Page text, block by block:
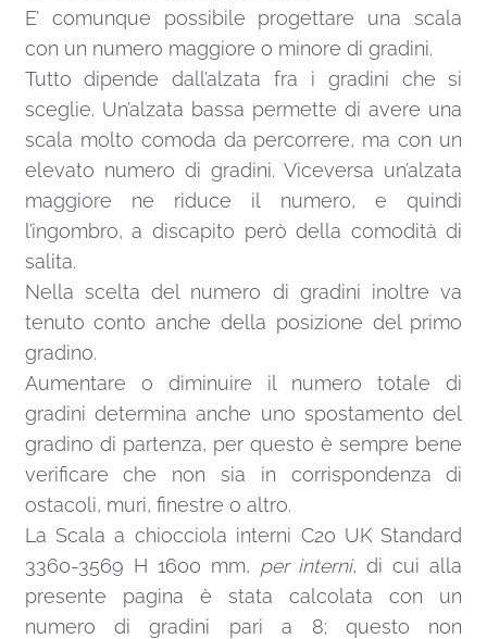
E’ comunque possibile progettare una scala
con un numero maggiore o minore di gradini.
Tutto dipende dall’alzata fra i gradini che si
sceglie. Un’alzata bassa permette di avere una
scala molto comoda da percorrere, ma con un
elevato numero di gradini. Viceversa un’alzata
maggiore ne riduce il numero, e quindi
l’ingombro, a discapito però della comodità di
salita.
Nella scelta del numero di gradini inoltre va
tenuto conto anche della posizione del primo
gradino.
Aumentare o diminuire il numero totale di
gradini determina anche uno spostamento del
gradino di partenza, per questo è sempre bene
verificare che non sia in corrispondenza di
ostacoli, muri, finestre o altro.
La Scala a chiocciola interni C20 UK Standard
3360-3569 H 1600 mm, per interni, di cui alla
presente pagina è stata calcolata con un
numero di gradini pari a 8; questo non